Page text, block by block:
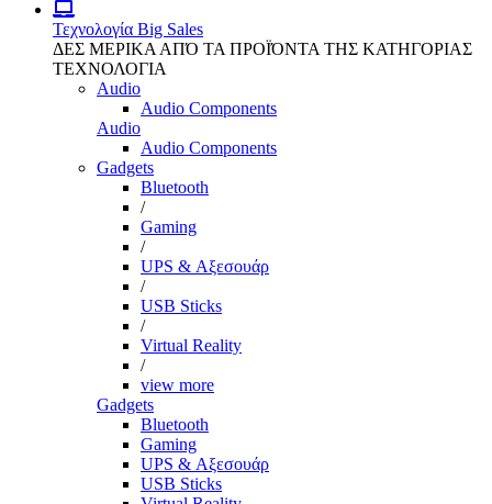
Τεχνολογία Big Sales
ΔΕΣ ΜΕΡΙΚΑ ΑΠΌ ΤΑ ΠΡΟΪΌΝΤΑ ΤΗΣ ΚΑΤΗΓΟΡΙΑΣ
ΤΕΧΝΟΛΟΓΙΑ
Audio
Audio Components
Audio
Audio Components
Gadgets
Bluetooth
/
Gaming
/
UPS & Αξεσουάρ
/
USB Sticks
/
Virtual Reality
/
view more
Gadgets
Bluetooth
Gaming
UPS & Αξεσουάρ
USB Sticks